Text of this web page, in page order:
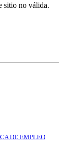
sitio no válida.
DE EMPLEO